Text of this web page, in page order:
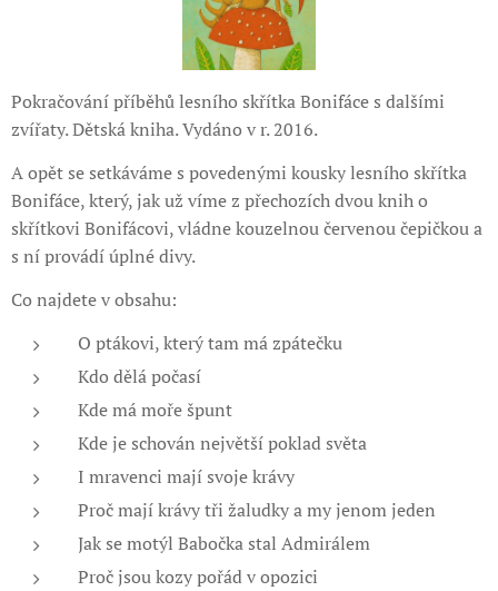
Pokračování příběhů lesního skřítka Bonifáce s dalšími
zvířaty. Dětská kniha. Vydáno v r. 2016.
A opět se setkáváme s povedenými kousky lesního skřítka
Bonifáce, který, jak už víme z přechozích dvou knih o
skřítkovi Bonifácovi, vládne kouzelnou červenou čepičkou a
s ní provádí úplné divy.
Co najdete v obsahu:
O ptákovi, který tam má zpátečku
Kdo dělá počasí
Kde má moře špunt
Kde je schován největší poklad světa
I mravenci mají svoje krávy
Proč mají krávy tři žaludky a my jenom jeden
Jak se motýl Babočka stal Admirálem
Proč jsou kozy pořád v opozici